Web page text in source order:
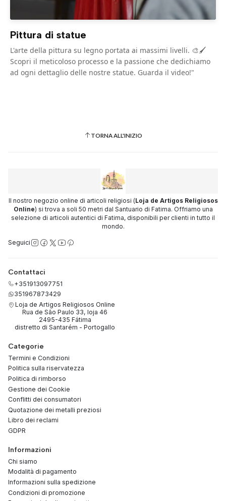
Pittura di statue
L'arte della pittura su legno portata ai massimi livelli. 🎨🖌️
Scopri il meticoloso processo e la passione che dedichiamo
ad ogni dettaglio delle nostre statue. Guarda il video!"
TORNA ALL'INIZIO
Il nostro negozio online di articoli religiosi (Loja de Artigos Religiosos
Online) si trova a soli 50 metri dal Santuario di Fatima. Offriamo una
selezione di articoli autentici di Fatima, disponibili per clienti in tutto il
mondo.
Seguici
Contattaci
+351913097751
351967873429
Loja de Artigos Religiosos Online
Rua de São Paulo 33, loja 46
2495-435 Fátima
distretto di Santarém - Portogallo
Categorie
Termini e Condizioni
Politica sulla riservatezza
Politica di rimborso
Gestione dei Cookie
Conflitti dei consumatori
Quotazione dei metalli preziosi
Libro dei reclami
GDPR
Informazioni
Chi siamo
Modalità di pagamento
Informazioni sulla spedizione
Condizioni di promozione